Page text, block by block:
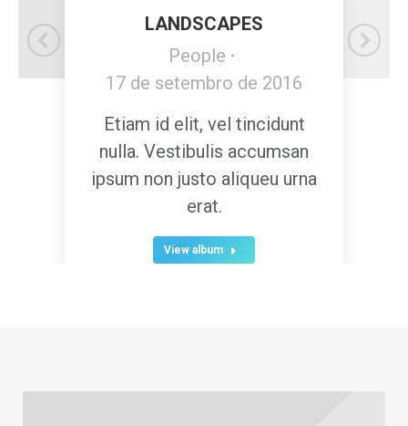
LANDSCAPES
People
17 de setembro de 2016
Etiam id elit, vel tincidunt
nulla. Vestibulis accumsan
ipsum non justo aliqueu urna
erat.
View album